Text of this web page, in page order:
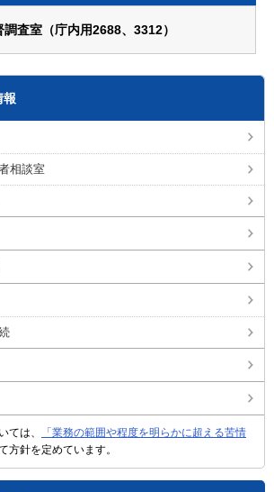
査室（庁内用2688、3312）
報
相談室
ては、
「業務の範囲や程度を明らかに超える苦情
方針を定めています。